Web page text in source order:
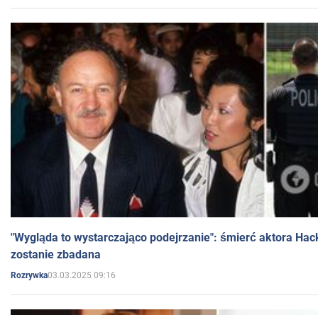
"Wygląda to wystarczająco podejrzanie": śmierć aktora
zostanie zbadana
Rozrywka03.03.2025 09:16